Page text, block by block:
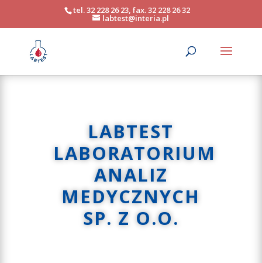
tel. 32 228 26 23, fax. 32 228 26 32
labtest@interia.pl
LABTEST
LABORATORIUM
ANALIZ
MEDYCZNYCH
SP. Z O.O.